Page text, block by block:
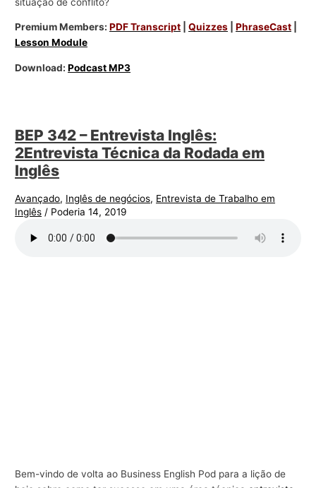
Premium Members:PDF Transcript |Quizzes |PhraseCast
Lesson Module
Download:Podcast MP3
BEP 342 – Entrevista Inglês:
2Entrevista Técnica da Rodada em
Inglês
Avançado, Inglês de negócios, Entrevista de Trabalho em
Inglês / Poderia 14, 2019
Bem-vindo de volta ao Business English Pod para a lição de